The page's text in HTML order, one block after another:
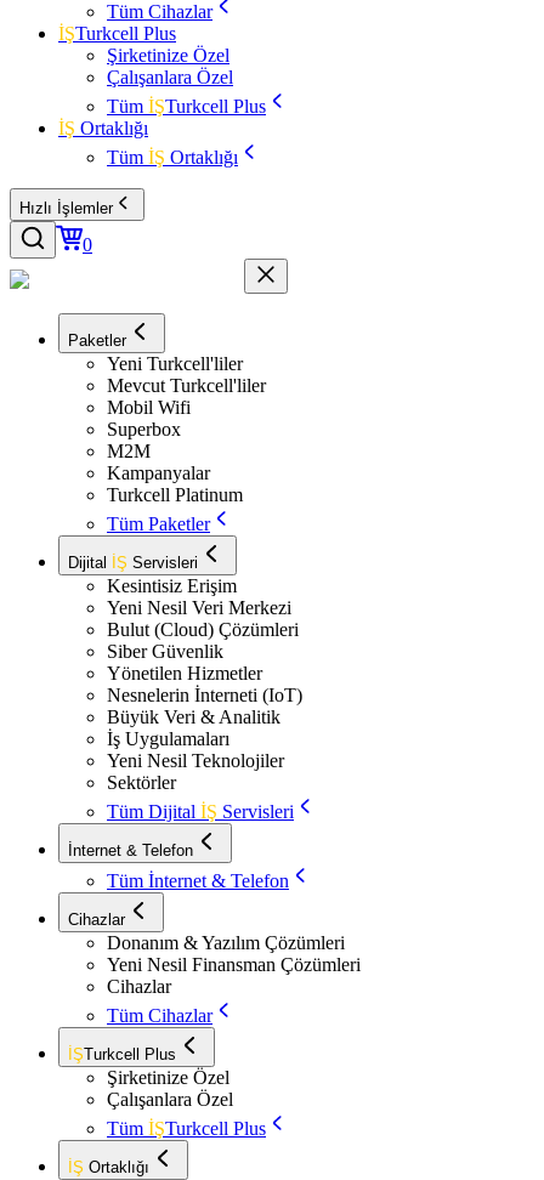
Tüm Cihazlar
İŞTurkcell Plus
Şirketinize Özel
Çalışanlara Özel
Tüm İŞTurkcell Plus
İŞ Ortaklığı
Tüm İŞ Ortaklığı
Hızlı İşlemler
0
Paketler
Yeni Turkcell'liler
Mevcut Turkcell'liler
Mobil Wifi
Superbox
M2M
Kampanyalar
Turkcell Platinum
Tüm Paketler
Dijital İŞ Servisleri
Kesintisiz Erişim
Yeni Nesil Veri Merkezi
Bulut (Cloud) Çözümleri
Siber Güvenlik
Yönetilen Hizmetler
Nesnelerin İnterneti (IoT)
Büyük Veri & Analitik
İş Uygulamaları
Yeni Nesil Teknolojiler
Sektörler
Tüm Dijital İŞ Servisleri
İnternet & Telefon
Tüm İnternet & Telefon
Cihazlar
Donanım & Yazılım Çözümleri
Yeni Nesil Finansman Çözümleri
Cihazlar
Tüm Cihazlar
İŞTurkcell Plus
Şirketinize Özel
Çalışanlara Özel
Tüm İŞTurkcell Plus
İŞ Ortaklığı